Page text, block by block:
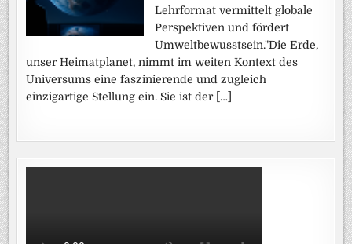
Lehrformat vermittelt globale
Perspektiven und fördert
Umweltbewusstsein."Die Erde,
unser Heimatplanet, nimmt im weiten Kontext des
Universums eine faszinierende und zugleich
einzigartige Stellung ein. Sie ist der […]